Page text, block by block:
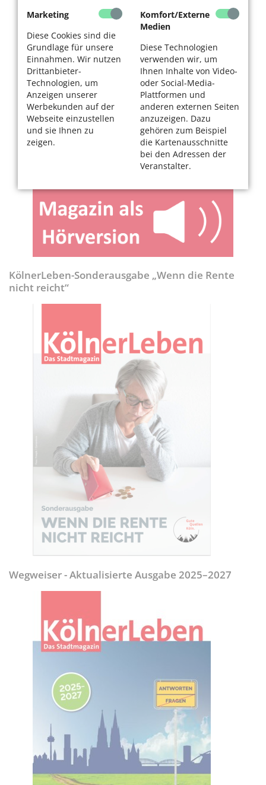
Marketing
Diese Cookies sind die
Grundlage für unsere
Einnahmen. Wir nutzen
Drittanbieter-
Technologien, um
Anzeigen unserer
Werbekunden auf der
Webseite einzustellen
und sie Ihnen zu
zeigen.
Komfort/Externe
Medien
Diese Technologien
verwenden wir, um
Ihnen Inhalte von Video-
oder Social-Media-
Plattformen und
anderen externen Seiten
anzuzeigen. Dazu
gehören zum Beispiel
die Kartenausschnitte
bei den Adressen der
Veranstalter.
KölnerLeben-Sonderausgabe „Wenn die Rente
nicht reicht“
Wegweiser - Aktualisierte Ausgabe 2025–2027